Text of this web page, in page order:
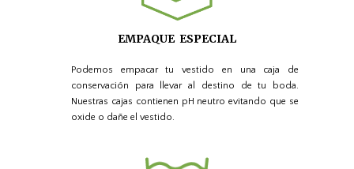
EMPAQUE ESPECIAL
Podemos empacar tu vestido en una caja de
conservación para llevar al destino de tu boda.
Nuestras cajas contienen pH neutro evitando que se
oxide o dañe el vestido.